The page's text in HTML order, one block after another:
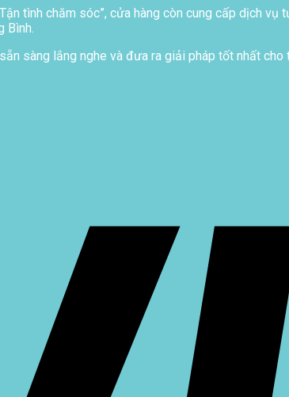
tình chăm sóc”, cửa hàng còn cung cấp dịch
Bình.
sàng lắng nghe và đưa ra giải pháp tốt nhất cho